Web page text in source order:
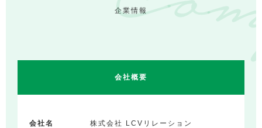
企業情報
会社概要
会社名
株式会社 LCVリレーション